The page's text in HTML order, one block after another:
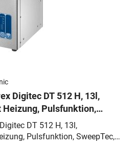
Digitec DT 512 H, 13l,
Pulsfunktion,
DT 512 H, 13l,
Pulsfunktion, SweepTec,